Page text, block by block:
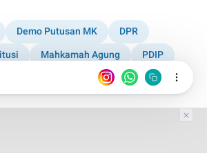
Demo Putusan MK
DPR
Mahkamah Agung
PDIP